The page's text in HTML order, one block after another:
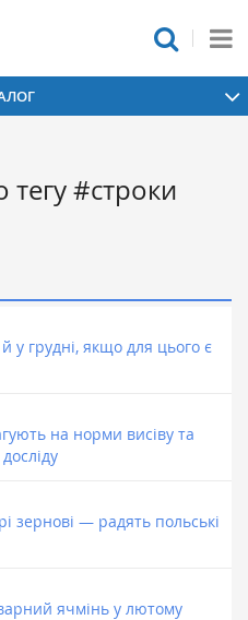
тегу #строки
у грудні, якщо для цього є
на норми висіву та
зернові — радять польські
ячмінь у лютому